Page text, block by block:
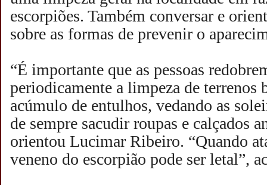
escorpiões. Também conversar e
sobre as formas de prevenir o
“É importante que as pessoas
periodicamente a limpeza de terrenos
acúmulo de entulhos, vedando as
de sempre sacudir roupas e calçados
orientou Lucimar Ribeiro. “Quando
veneno do escorpião pode ser letal”,